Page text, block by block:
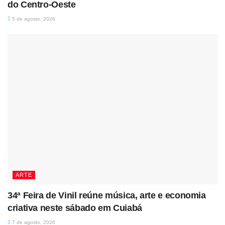
do Centro-Oeste
5 de agosto, 2026
ARTE
34ª Feira de Vinil reúne música, arte e economia
criativa neste sábado em Cuiabá
7 de agosto, 2026